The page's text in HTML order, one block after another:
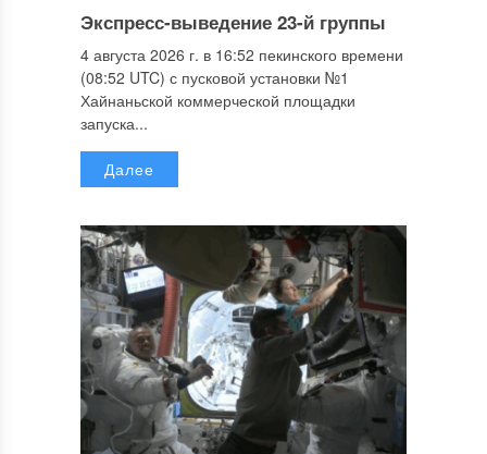
Экспресс-выведение 23-й группы
4 августа 2026 г. в 16:52 пекинского времени
(08:52 UTC) с пусковой установки №1
Хайнаньской коммерческой площадки
запуска...
Далее